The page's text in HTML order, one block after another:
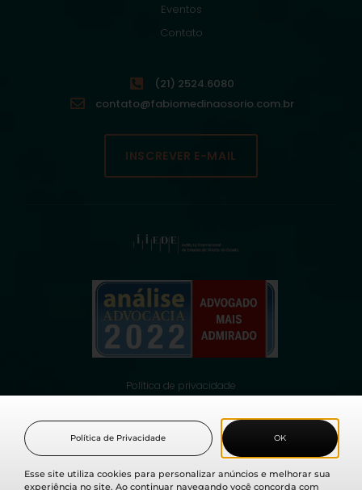
Eventos
Contato
(21) 2524.6080
contato@fabiomedinaosorio.com.br
INSCREVER E-MAIL
Política de privacidade
© 2021 Fabio Medina Osorio, todos os direitos reservados.
Esse site utiliza cookies para personalizar anúncios e melhorar sua
experiência no site. Ao continuar navegando você concorda com
OK
Política de Privacidade